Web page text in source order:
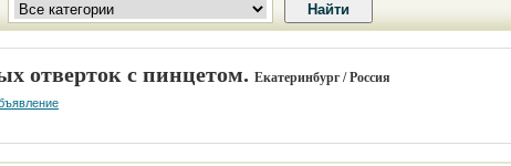
отверток с пинцетом. Екатеринбург / Россия